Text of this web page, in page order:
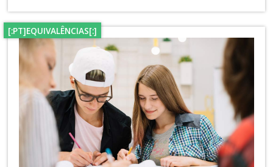
[:PT]EQUIVALÊNCIAS[:]